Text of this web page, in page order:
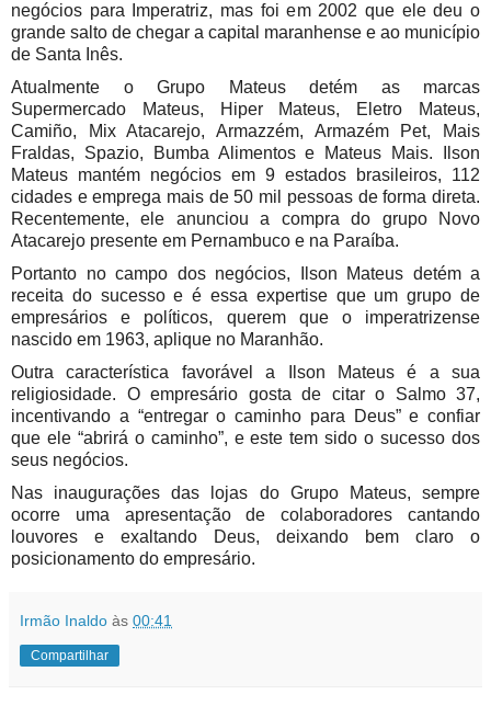
negócios para Imperatriz, mas foi em 2002 que ele deu o
grande salto de chegar a capital maranhense e ao município
de Santa Inês.
Atualmente o Grupo Mateus detém as marcas
Supermercado Mateus, Hiper Mateus, Eletro Mateus,
Camiño, Mix Atacarejo, Armazzém, Armazém Pet, Mais
Fraldas, Spazio, Bumba Alimentos e Mateus Mais. Ilson
Mateus mantém negócios em 9 estados brasileiros, 112
cidades e emprega mais de 50 mil pessoas de forma direta.
Recentemente, ele anunciou a compra do grupo Novo
Atacarejo presente em Pernambuco e na Paraíba.
Portanto no campo dos negócios, Ilson Mateus detém a
receita do sucesso e é essa expertise que um grupo de
empresários e políticos, querem que o imperatrizense
nascido em 1963, aplique no Maranhão.
Outra característica favorável a Ilson Mateus é a sua
religiosidade. O empresário gosta de citar o Salmo 37,
incentivando a “entregar o caminho para Deus” e confiar
que ele “abrirá o caminho”, e este tem sido o sucesso dos
seus negócios.
Nas inaugurações das lojas do Grupo Mateus, sempre
ocorre uma apresentação de colaboradores cantando
louvores e exaltando Deus, deixando bem claro o
posicionamento do empresário.
Irmão Inaldo às 00:41
Compartilhar